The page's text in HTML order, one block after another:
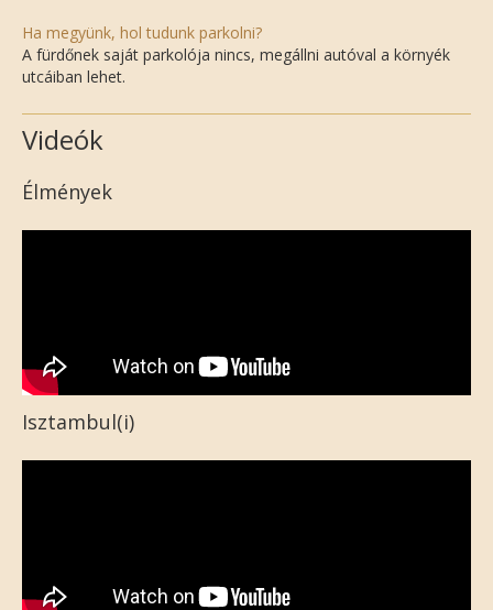
Ha megyünk, hol tudunk parkolni?
A fürdőnek saját parkolója nincs, megállni autóval a környék
utcáiban lehet.
Videók
Élmények
Isztambul(i)